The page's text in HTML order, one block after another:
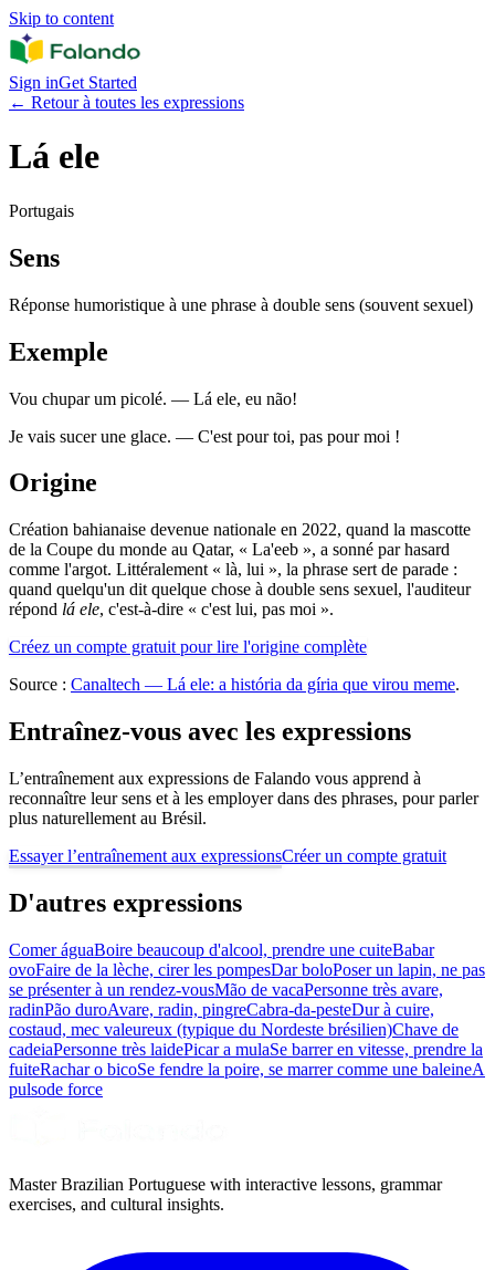
Skip to content
Sign inGet Started
← Retour à toutes les expressions
Lá ele
Portugais
Sens
Réponse humoristique à une phrase à double sens (souvent sexuel)
Exemple
Vou chupar um picolé. — Lá ele, eu não!
Je vais sucer une glace. — C'est pour toi, pas pour moi !
Origine
Création bahianaise devenue nationale en 2022, quand la mascotte
de la Coupe du monde au Qatar, « La'eeb », a sonné par hasard
comme l'argot. Littéralement « là, lui », la phrase sert de parade :
quand quelqu'un dit quelque chose à double sens sexuel, l'auditeur
répond lá ele, c'est-à-dire « c'est lui, pas moi ».
Créez un compte gratuit pour lire l'origine complète
Source : Canaltech — Lá ele: a história da gíria que virou meme.
Entraînez-vous avec les expressions
L’entraînement aux expressions de Falando vous apprend à
reconnaître leur sens et à les employer dans des phrases, pour parler
plus naturellement au Brésil.
Essayer l’entraînement aux expressionsCréer un compte gratuit
D'autres expressions
Comer águaBoire beaucoup d'alcool, prendre une cuiteBabar
ovoFaire de la lèche, cirer les pompesDar boloPoser un lapin, ne pas
se présenter à un rendez-vousMão de vacaPersonne très avare,
radinPão duroAvare, radin, pingreCabra-da-pesteDur à cuire,
costaud, mec valeureux (typique du Nordeste brésilien)Chave de
cadeiaPersonne très laidePicar a mulaSe barrer en vitesse, prendre la
fuiteRachar o bicoSe fendre la poire, se marrer comme une baleineA
pulsode force
Master Brazilian Portuguese with interactive lessons, grammar
exercises, and cultural insights.